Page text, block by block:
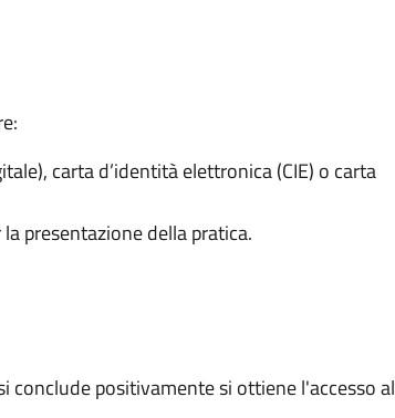
carta d’identità elettronica (CIE) o carta
presentazione della pratica.
positivamente si ottiene l'accesso al